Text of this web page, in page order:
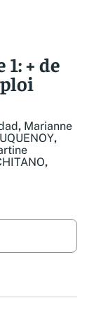
+ de
,Marianne
,
,